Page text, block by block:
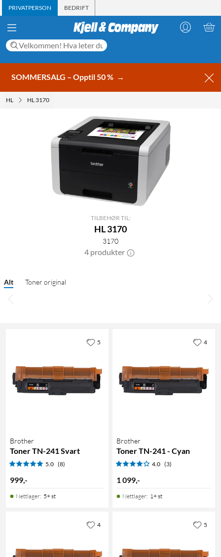
PRIVATPERSON BEDRIFT
SOMMERSALG – Opptil 50 % →
HL HL 3170
TILBEHØR TIL:
HL 3170
3170
4 produkter
Alt Toner original
Brother
Toner TN-241 Svart
5.0 (8)
999,-
Nettlager: 5+ st
5
Brother
Toner TN-241 - Cyan
4.0 (3)
1 099,-
Nettlager: 1+ st
4
4 5